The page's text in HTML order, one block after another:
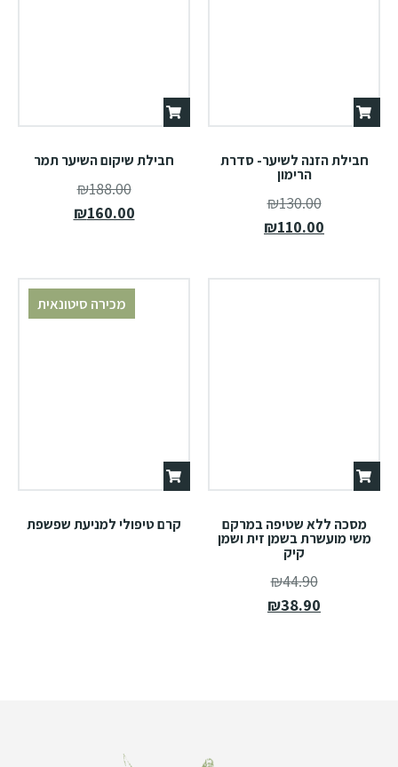
חבילת הזנה לשיער- סדרת
הרימון
₪130.00
₪110.00
חבילת שיקום השיער תמר
₪188.00
₪160.00
מסכה ללא שטיפה במרקם
משי מועשרת בשמן זית ושמן
קיק
₪44.90
₪38.90
מכירה סיטונאית
קרם טיפולי למניעת שפשפת